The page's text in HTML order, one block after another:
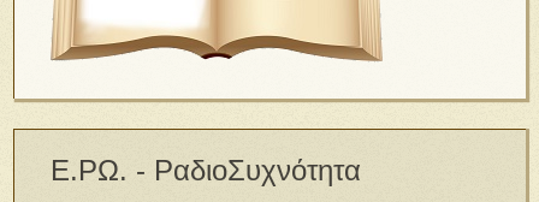
Ε.ΡΩ. - ΡαδιοΣυχνότητα